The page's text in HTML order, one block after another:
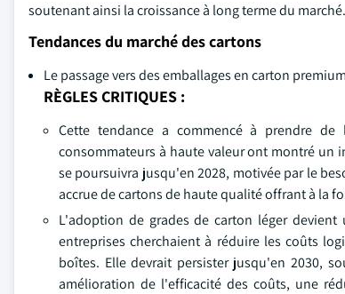
soutenant ainsi la croissance à long terme du marché.
Tendances du marché des cartons
Le passage vers des emballages en carton
RÈGLES CRITIQUES :
Cette tendance a commencé à prendre
consommateurs à haute valeur ont montré un
se poursuivra jusqu'en 2028, motivée par le
accrue de cartons de haute qualité offrant à la
L'adoption de grades de carton léger
entreprises cherchaient à réduire les coûts
boîtes. Elle devrait persister jusqu'en 2030,
amélioration de l'efficacité des coûts, une